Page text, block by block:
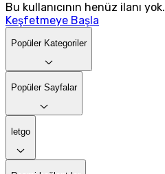
Bu kullanıcının henüz ilanı yok.
Keşfetmeye Başla
Popüler Kategoriler
Popüler Sayfalar
letgo